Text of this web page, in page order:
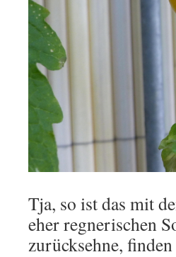
Tja, so ist das mit
eher regnerischen
zurücksehne,